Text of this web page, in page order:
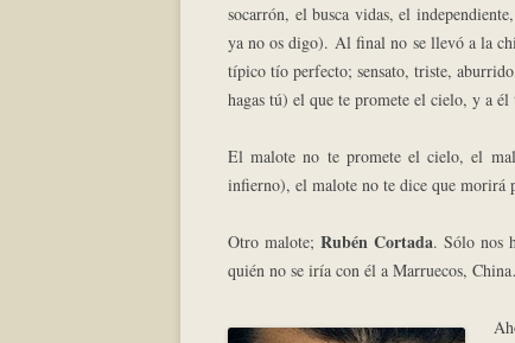
socarrón, el busca vidas, el
ya no os digo). Al final no se llevó a la
típico tío perfecto; sensato, triste,
hagas tú) el que te promete el cielo, y a
El malote no te promete el cielo, el
infierno), el malote no te dice que morirá
Otro malote;Rubén Cortada. Sólo nos
quién no se iría con él a Marruecos,